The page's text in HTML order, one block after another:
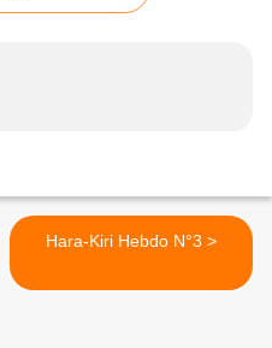
Hara-Kiri Hebdo N°3 >